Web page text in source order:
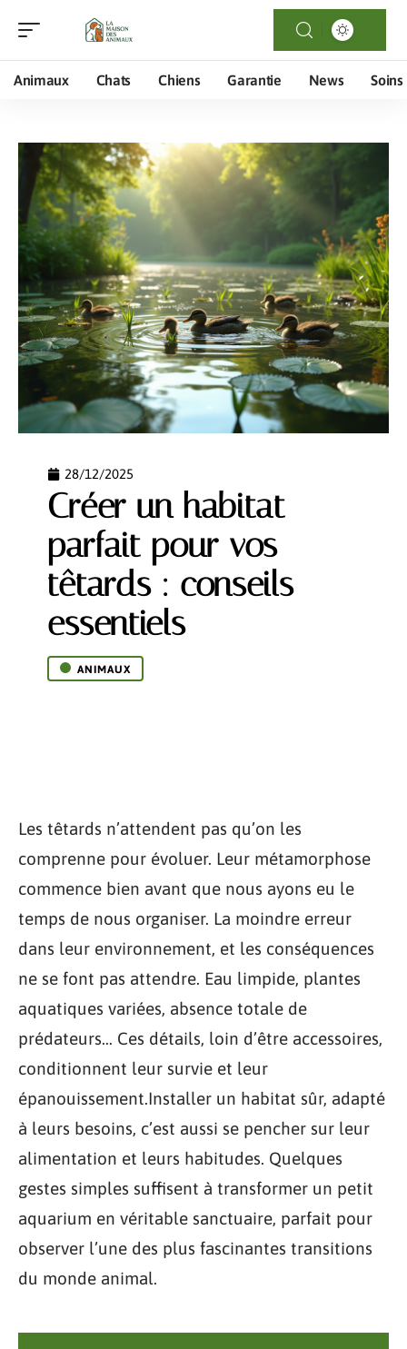
Animaux Chats Chiens Garantie News Soins
28/12/2025
Créer un habitat
parfait pour vos
têtards : conseils
essentiels
ANIMAUX
Les têtards n’attendent pas qu’on les
comprenne pour évoluer. Leur métamorphose
commence bien avant que nous ayons eu le
temps de nous organiser. La moindre erreur
dans leur environnement, et les conséquences
ne se font pas attendre. Eau limpide, plantes
aquatiques variées, absence totale de
prédateurs… Ces détails, loin d’être accessoires,
conditionnent leur survie et leur
épanouissement.Installer un habitat sûr, adapté
à leurs besoins, c’est aussi se pencher sur leur
alimentation et leurs habitudes. Quelques
gestes simples suffisent à transformer un petit
aquarium en véritable sanctuaire, parfait pour
observer l’une des plus fascinantes transitions
du monde animal.